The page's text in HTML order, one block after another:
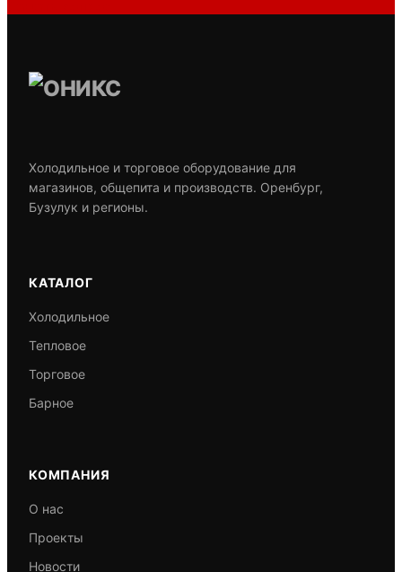
Холодильное и торговое оборудование для
магазинов, общепита и производств. Оренбург,
Бузулук и регионы.
КАТАЛОГ
Холодильное
Тепловое
Торговое
Барное
КОМПАНИЯ
О нас
Проекты
Новости